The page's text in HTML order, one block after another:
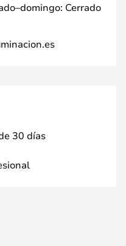
Cerrado
30 días